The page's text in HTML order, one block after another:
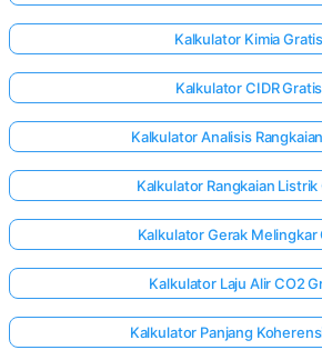
Kalkulator Kimia Gratis
Kalkulator CIDR Gratis
Kalkulator Analisis
Kalkulator Rangkaian Listrik
Kalkulator Gerak Melingkar
Kalkulator Laju Alir CO2
Kalkulator Panjang